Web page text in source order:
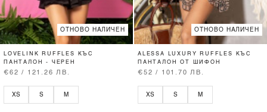
ОТНОВО НАЛИЧЕН
LOVELINK RUFFLES КЪС
ПАНТАЛОН - ЧЕРЕН
€62 / 121.26 ЛВ.
XS S M
ОТНОВО НАЛИЧЕН
ALESSA LUXURY RUFFLES КЪС
ПАНТАЛОН ОТ ШИФОН
€52 / 101.70 ЛВ.
XS S M